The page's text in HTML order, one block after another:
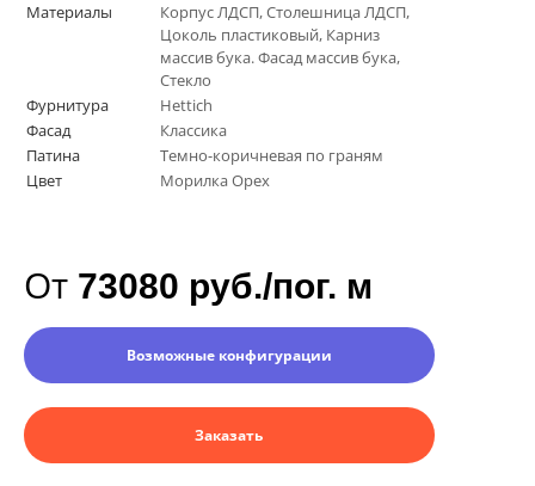
Материалы
Корпус ЛДСП, Столешница ЛДСП,
Цоколь пластиковый, Карниз
массив бука. Фасад массив бука,
Стекло
Фурнитура
Hettich
Фасад
Классика
Патина
Темно-коричневая по граням
Цвет
Морилка Орех
От 73080 руб./пог. м
Возможные конфигурации
Заказать